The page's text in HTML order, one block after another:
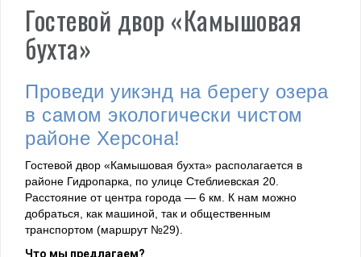
Гостевой двор «Камышовая
бухта»
Проведи уикэнд на берегу озера
в самом экологически чистом
районе Херсона!
Гостевой двор «Камышовая бухта» располагается в
районе Гидропарка, по улице Стеблиевская 20.
Расстояние от центра города — 6 км. К нам можно
добраться, как машиной, так и общественным
транспортом (маршрут №29).
Что мы предлагаем?